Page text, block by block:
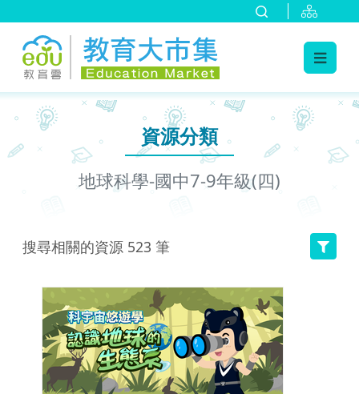
資源分類
地球科學-國中7-9年級(四)
搜尋相關的資源 523 筆